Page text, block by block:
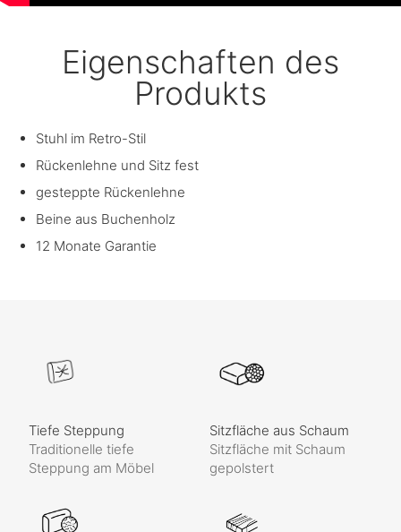
Eigenschaften des
Produkts
Stuhl im Retro-Stil
Rückenlehne und Sitz fest
gesteppte Rückenlehne
Beine aus Buchenholz
12 Monate Garantie
Tiefe Steppung
Traditionelle tiefe
Steppung am Möbel
Sitzfläche aus Schaum
Sitzfläche mit Schaum
gepolstert